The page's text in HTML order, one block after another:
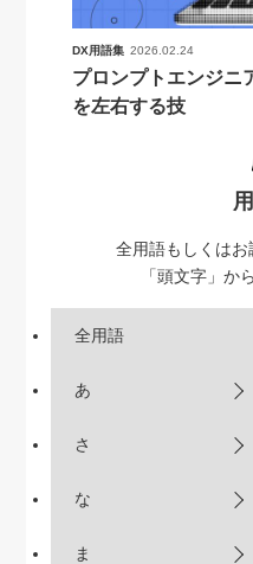
DX用語集 2026.02.24
プロンプトエンジニ
を左右する技
全用語もしくは
「頭文字」か
全用語
あ
さ
な
ま